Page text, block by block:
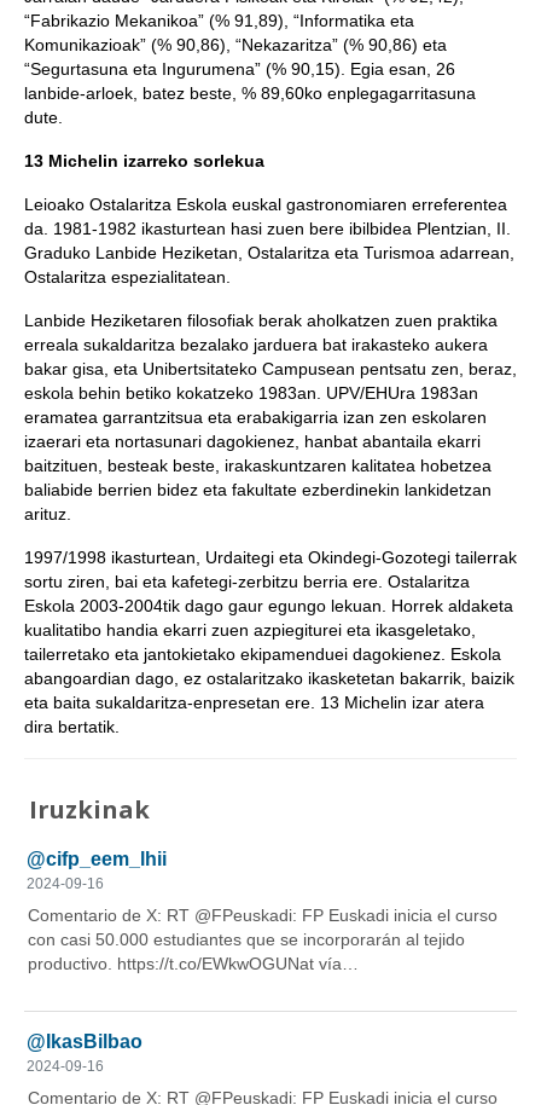
“Fabrikazio Mekanikoa” (% 91,89), “Informatika eta
Komunikazioak” (% 90,86), “Nekazaritza” (% 90,86) eta
“Segurtasuna eta Ingurumena” (% 90,15). Egia esan, 26
lanbide-arloek, batez beste, % 89,60ko enplegagarritasuna
dute.
13 Michelin izarreko sorlekua
Leioako Ostalaritza Eskola euskal gastronomiaren erreferentea
da. 1981-1982 ikasturtean hasi zuen bere ibilbidea Plentzian, II.
Graduko Lanbide Heziketan, Ostalaritza eta Turismoa adarrean,
Ostalaritza espezialitatean.
Lanbide Heziketaren filosofiak berak aholkatzen zuen praktika
erreala sukaldaritza bezalako jarduera bat irakasteko aukera
bakar gisa, eta Unibertsitateko Campusean pentsatu zen, beraz,
eskola behin betiko kokatzeko 1983an. UPV/EHUra 1983an
eramatea garrantzitsua eta erabakigarria izan zen eskolaren
izaerari eta nortasunari dagokienez, hanbat abantaila ekarri
baitzituen, besteak beste, irakaskuntzaren kalitatea hobetzea
baliabide berrien bidez eta fakultate ezberdinekin lankidetzan
arituz.
1997/1998 ikasturtean, Urdaitegi eta Okindegi-Gozotegi tailerrak
sortu ziren, bai eta kafetegi-zerbitzu berria ere. Ostalaritza
Eskola 2003-2004tik dago gaur egungo lekuan. Horrek aldaketa
kualitatibo handia ekarri zuen azpiegiturei eta ikasgeletako,
tailerretako eta jantokietako ekipamenduei dagokienez. Eskola
abangoardian dago, ez ostalaritzako ikasketetan bakarrik, baizik
eta baita sukaldaritza-enpresetan ere. 13 Michelin izar atera
dira bertatik.
Iruzkinak